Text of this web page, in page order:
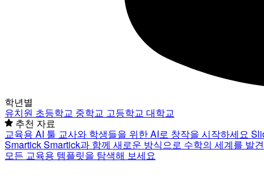
학년별
유치원 초등학교 중학교 고등학교 대학교
추천 자료
교육용 AI 툴 교사와 학생들을 위한 AI로 창작을 시작하세요
SmartickSmartick과 함께 새로운 방식으로 수학의 세계를 발
모든 교육용 템플릿을 탐색해 보세요